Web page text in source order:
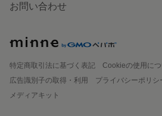
お問い合わせ
特定商取引法に基づく表記
Cookieの使用につ
広告識別子の取得・利用
プライバシーポリシ
メディアキット